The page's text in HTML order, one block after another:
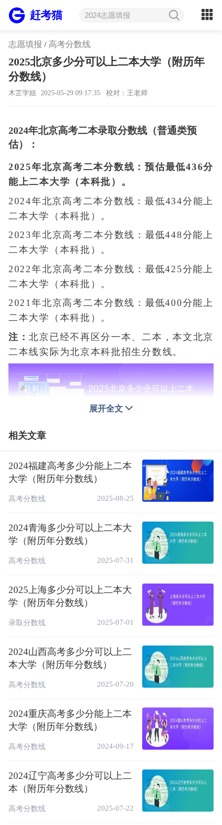
赶考猫
志愿填报 / 高考分数线
2025北京多少分可以上二本大学（附历年
分数线）
木芷学姐 2025-05-29 09:17:35 校对：王老师
2024年北京高考二本录取分数线（普通类预
估）：
2025年北京高考二本分数线：预估最低436分
能上二本大学（本科批）。
2024年北京高考二本分数线：最低434分能上
二本大学（本科批）。
2023年北京高考二本分数线：最低448分能上
二本大学（本科批）。
2022年北京高考二本分数线：最低425分能上
二本大学（本科批）。
2021年北京高考二本分数线：最低400分能上
二本大学（本科批）。
注：北京已经不再区分一本、二本，本文北京
二本线实际为北京本科批招生分数线。
2025年北京多少分可以上二本？截止目前北
京2025年高考二本录取控制分数线暂未正式
公布，以下为北京省历年二本录取控制线
高考多少分可以上二本！仅供广大考生参考。
历年北京高考二本录取分数线（2012-2024）：
1、北京二本历年录取控制线（综合类）
年
省
（市）
科目 批次 控制线
2024 北京
综合
本科批（二本） 434
2023 北京
综合
类
本科批（二本） 448
2022 北京 本科批（二本）
2021 北京
综合
类
本科批（二本）
2020 北京 本科批（二本）
2、北京二本历年录取控制线（文理科）
文科：
年 科目 批次
控制线
展开全文
相关文章
2024福建高考多少分能上二本
大学（附历年分数线）
高考分数线 2025-08-25
2024青海多少分可以上二本大
学（附历年分数线）
高考分数线 2025-07-31
2025上海多少分可以上二本大
学（附历年分数线）
录取分数线 2025-07-01
2024山西高考多少分可以上二
本大学（附历年分数线）
高考分数线 2025-07-20
2024重庆高考多少分能上二本
大学（附历年分数线）
高考分数线 2024-09-17
2024辽宁高考多少分可以上二
本（附历年分数线）
高考分数线 2025-07-22